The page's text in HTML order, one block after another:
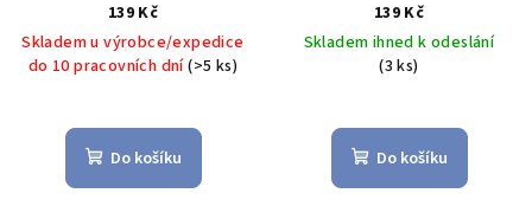
- Cilio
139 Kč
Skladem u výrobce/expedice
do 10 pracovních dní(>5 ks)
Do košíku
koření 5x11 cm -
Küchenprofi
139 Kč
Skladem ihned k odeslání
(3 ks)
Do košíku